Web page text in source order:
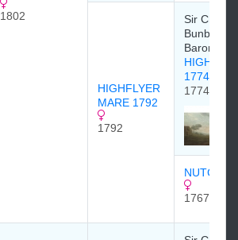
1802
HIGHFLYER
MARE 1792
1792
Sir
Bunbury,
Baronet
1774
1774
1767